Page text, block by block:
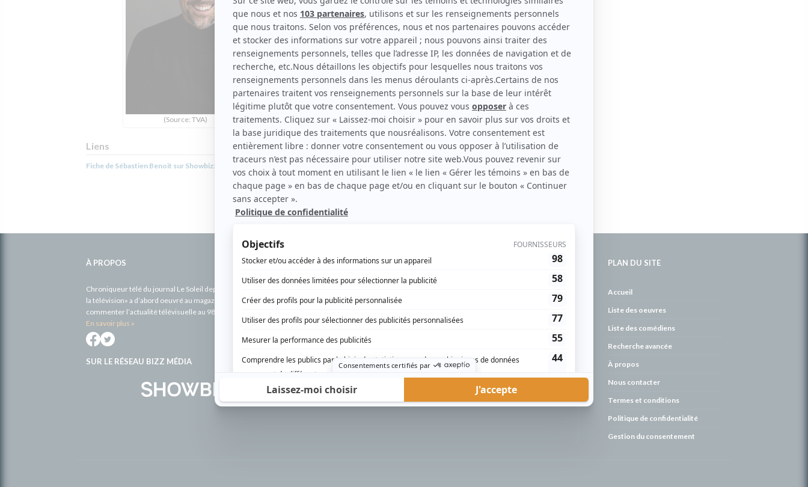
(Source: TVA)
Liens
Fiche de Sébastien Benoit sur Showbizz.net
À PROPOS
Chroniqueur télé du journal Le Soleil depuis 2001, Richard Therrien carbure à son petit écran. Celui qu’on surnomme parfois «l’encyclopédie de
la télévision» a d’abord oeuvré au magazine TV Hebdo de 1996 à 2001. Sa spécialité: la télé québécoise. On peut l’entendre régulièrement
commenter l’actualité télévisuelle au 98,5.
En savoir plus »
SUR LE RÉSEAU BIZZ MÉDIA
PLAN DU SITE
Accueil
Liste des oeuvres
Liste des comédiens
Recherche avancée
À propos
Nous contacter
Termes et conditions
Politique de confidentialité
Gestion du consentement